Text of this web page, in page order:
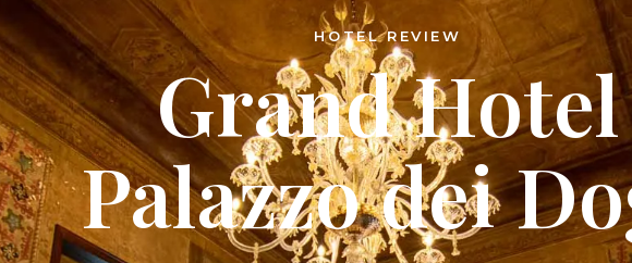
HOTEL REVIEW
Grand Hotel
Palazzo dei